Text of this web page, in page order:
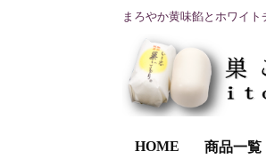
まろやか黄味餡とホワイ
HOME 商品一覧